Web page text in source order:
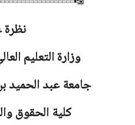
نظرة
وزارة التعليم
جامعةعبد الحميد
كلية الحقوق